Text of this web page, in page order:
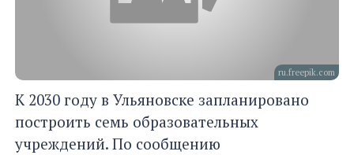
ru.freepik.com
К 2030 году в Ульяновске запланировано
построить семь образовательных
учреждений. По сообщению